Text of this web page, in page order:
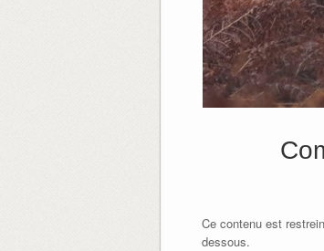
Ce contenu est
dessous.